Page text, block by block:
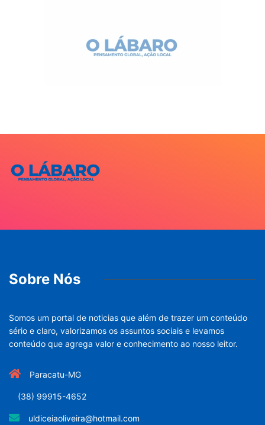
Sobre Nós
Somos um portal de noticias que além de trazer um conteúdo
sério e claro, valorizamos os assuntos sociais e levamos
conteúdo que agrega valor e conhecimento ao nosso leitor.
Paracatu-MG
(38) 99915-4652
uldiceiaoliveira@hotmail.com